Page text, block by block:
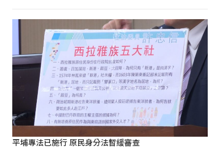
平埔專法已施行 原民身分法暫緩審查